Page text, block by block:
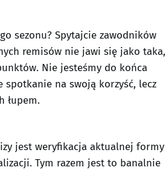
sezonu? Spytajcie zawodników
remisów nie jawi się jako taka,
Nie jesteśmy do końca
spotkanie na swoją korzyść, lecz
łupem.
jest weryfikacja aktualnej formy
Tym razem jest to banalnie